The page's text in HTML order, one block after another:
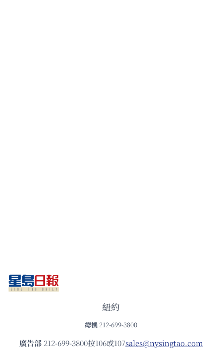
紐約
總機 212-699-3800
廣告部212-699-3800按106或107sales@nysingtao.com